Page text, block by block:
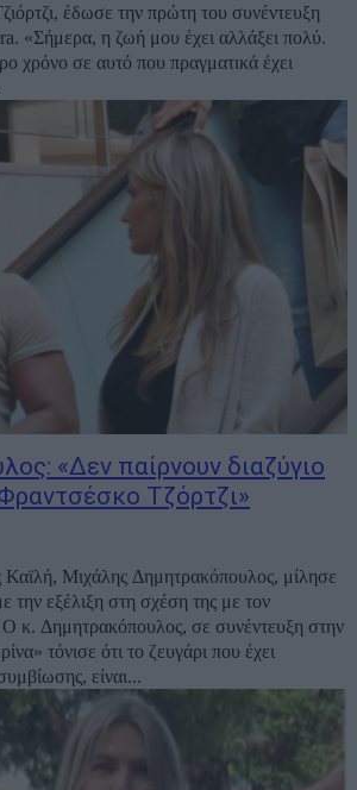
έδωσε την πρώτη του συνέντευξη
«Σήμερα, η ζωή μου έχει αλλάξει πολύ.
χρόνο σε αυτό που πραγματικά έχει
«Δεν παίρνουν διαζύγιο
Τζόρτζι»
Καϊλή, Μιχάλης Δημητρακόπουλος, μίλησε
την εξέλιξη στη σχέση της με τον
κ. Δημητρακόπουλος, σε συνέντευξη στην
τόνισε ότι το ζευγάρι που έχει
είναι...